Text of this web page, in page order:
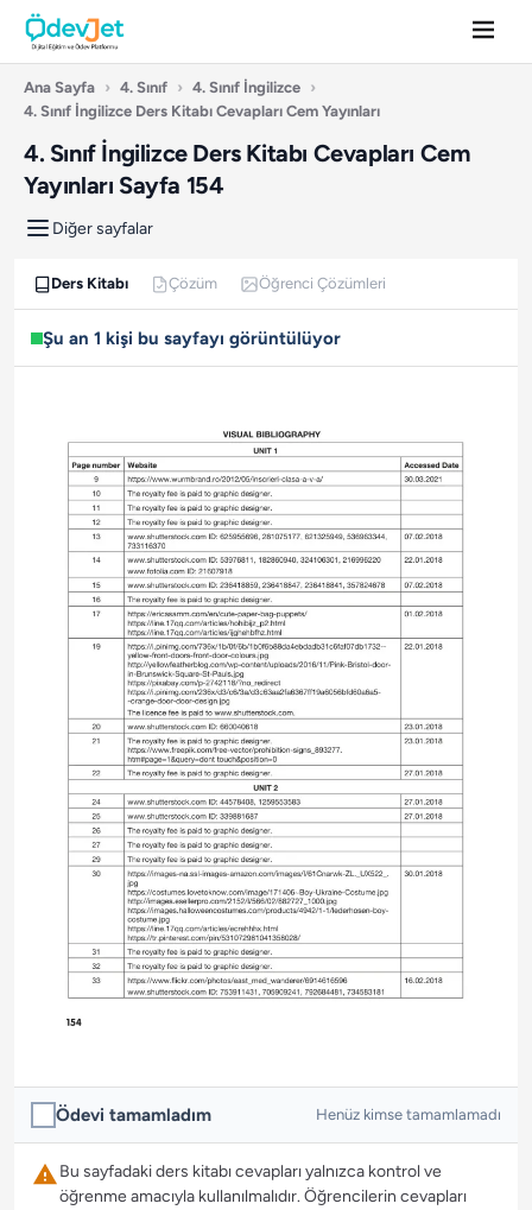
Ana Sayfa › 4. Sınıf › 4. Sınıf İngilizce ›
4. Sınıf İngilizce Ders Kitabı Cevapları Cem Yayınları
4. Sınıf İngilizce Ders Kitabı Cevapları Cem
Yayınları Sayfa 154
Diğer sayfalar
Ders Kitabı Çözüm Öğrenci Çözümleri
Şu an 1 kişi bu sayfayı görüntülüyor
Ödevi tamamladım Henüz kimse tamamlamadı
Bu sayfadaki ders kitabı cevapları yalnızca kontrol ve
öğrenme amacıyla kullanılmalıdır. Öğrencilerin cevapları